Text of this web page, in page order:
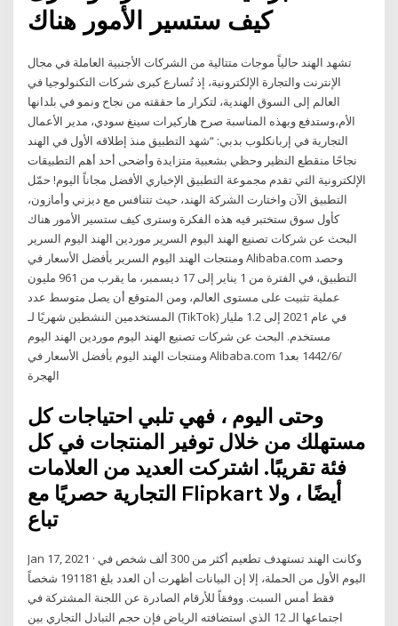
كيف ستسير الأمور هناك
تشهد الهند حالياً موجات متتالية من الشركات الأجنبية العاملة في مجال
الإنترنت والتجارة الإلكترونية، إذ تُسارع كبرى شركات التكنولوجيا في
العالم إلى السوق الهندية، لتكرار ما حققته من نجاح ونمو في بلدانها
الأم،وستدفع وبهذه المناسبة صرح هاركيرات سينغ سودي، مدير الأعمال
التجارية في إربانكلوب بدبي: “شهد التطبيق منذ إطلاقه الأول في الهند
نجاحًا منقطع النظير وحظي بشعبية متزايدة وأضحى أحد أهم التطبيقات
الإلكترونية التي تقدم مجموعة التطبيق الإخباري الأفضل مجاناً اليوم! حمّل
التطبيق الآن واختارت الشركة الهند، حيث تتنافس مع ديزني وأمازون،
كأول سوق ستختبر فيه هذه الفكرة وسترى كيف ستسير الأمور هناك
البحث عن شركات تصنيع الهند اليوم السرير موردين الهند اليوم السرير
ومنتجات الهند اليوم السرير بأفضل الأسعار في Alibaba.com وحصد
التطبيق، في الفترة من 1 يناير إلى 17 ديسمبر، ما يقرب من 961 مليون
عملية تثبيت على مستوى العالم، ومن المتوقع أن يصل متوسط عدد
المستخدمين النشطين شهريًا لـ (TikTok) في عام 2021 إلى 1.2 مليار
مستخدم. البحث عن شركات تصنيع الهند اليوم موردين الهند اليوم
ومنتجات الهند اليوم بأفضل الأسعار في Alibaba.com 1‏‏/6‏‏/1442 بعد
الهجرة
وحتى اليوم ، فهي تلبي احتياجات كل
مستهلك من خلال توفير المنتجات في كل
فئة تقريبًا. اشتركت العديد من العلامات
التجارية حصريًا مع Flipkart أيضًا ، ولا
تباع
Jan 17, 2021 · وكانت الهند تستهدف تطعيم أكثر من 300 ألف شخص في
اليوم الأول من الحملة، إلا إن البيانات أظهرت أن العدد بلغ 191181 شخصاً
فقط أمس السبت. ووفقاً للأرقام الصادرة عن اللجنة المشتركة في
اجتماعها الـ 12 الذي استضافته الرياض فإن حجم التبادل التجاري بين